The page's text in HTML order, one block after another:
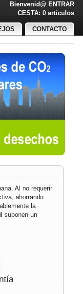
ENTRAR
CESTA: 0 artículos
CONTACTO
Al no requerir
ahorrando
la
suponen un